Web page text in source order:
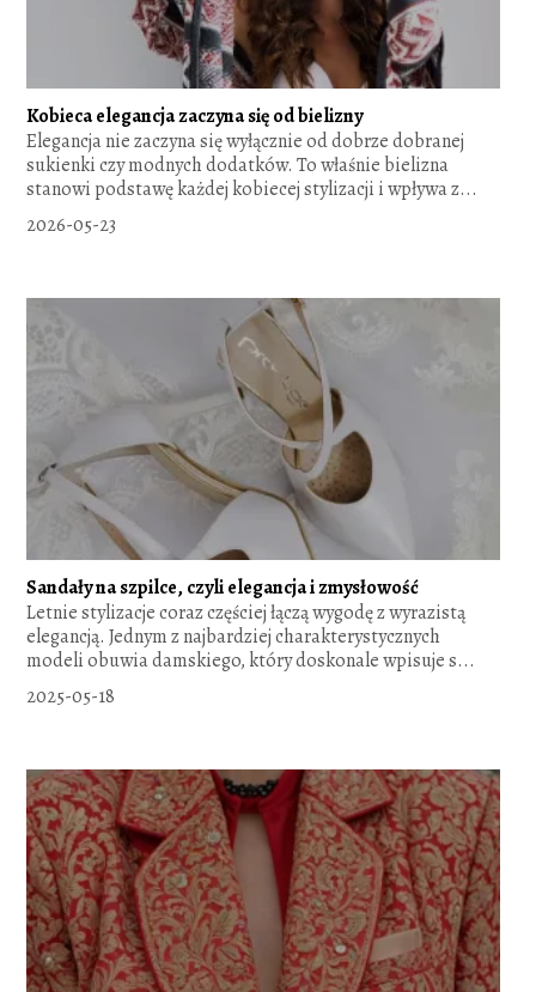
Kobieca elegancja zaczyna się od bielizny
Elegancja nie zaczyna się wyłącznie od dobrze dobranej
sukienki czy modnych dodatków. To właśnie bielizna
stanowi podstawę każdej kobiecej stylizacji i wpływa z...
2026-05-23
Sandały na szpilce, czyli elegancja i zmysłowość
Letnie stylizacje coraz częściej łączą wygodę z wyrazistą
elegancją. Jednym z najbardziej charakterystycznych
modeli obuwia damskiego, który doskonale wpisuje s...
2025-05-18